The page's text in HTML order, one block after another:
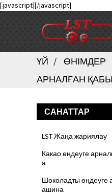
[javascript][/javascript]
ҮЙ ӨНІМДЕР
АРНАЛҒАН
САНАТТАР
LST Жаңа жариялау
Какао өңдеуге
а
Шоколадты өңдеуге
ашина